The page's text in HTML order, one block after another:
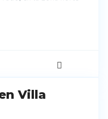
Villa